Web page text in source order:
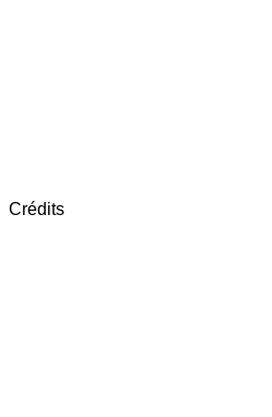
Crédits